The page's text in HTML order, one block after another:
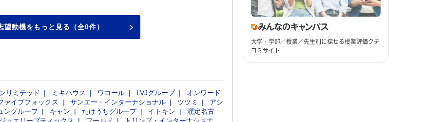
動機をもっと見る（全0件）
リミテッド ミキハウス ワコール LVJグループ
オンワード
ァイブフォックス サンエー・インターナショナル ツツミ
アシ
ングループ キャン たけうちグループ イトキン
瀧定名古
大学・学部／授業／先生別に探せる授業評価クチ
コミサイト